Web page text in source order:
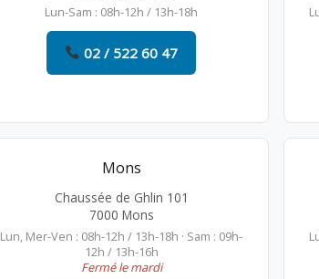
Lun-Sam : 08h-12h / 13h-18h
02 / 522 60 47
Mons
Chaussée de Ghlin 101
7000 Mons
Lun, Mer-Ven : 08h-12h / 13h-18h · Sam : 09h-
12h / 13h-16h
Fermé le mardi